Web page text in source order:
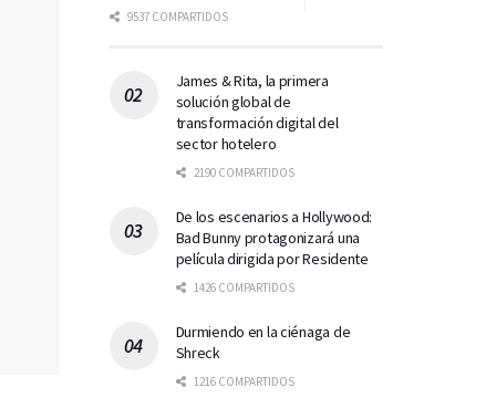
9537 COMPARTIDOS
James & Rita, la primera
solución global de
transformación digital del
sector hotelero
2190 COMPARTIDOS
De los escenarios a Hollywood:
Bad Bunny protagonizará una
película dirigida por Residente
1426 COMPARTIDOS
Durmiendo en la ciénaga de
Shreck
1216 COMPARTIDOS